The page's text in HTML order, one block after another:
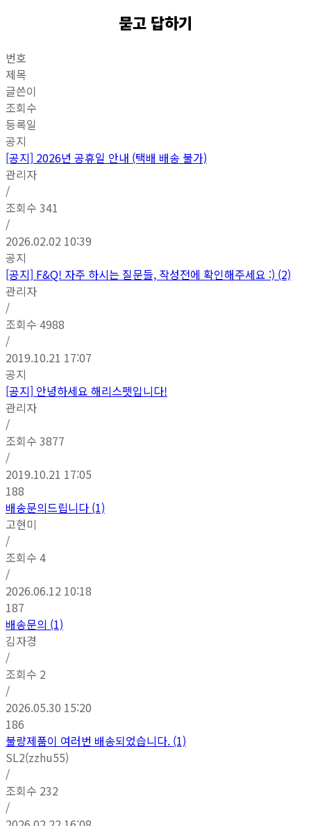
묻고 답하기
번호
제목
글쓴이
조회수
등록일
공지
[공지] 2026년 공휴일 안내 (택배 배송 불가)
관리자
/
조회수 341
/
2026.02.02 10:39
공지
[공지] F&Q! 자주 하시는 질문들, 작성전에 확인해주세요 :) (2)
관리자
/
조회수 4988
/
2019.10.21 17:07
공지
[공지] 안녕하세요 해리스펫입니다!
관리자
/
조회수 3877
/
2019.10.21 17:05
188
배송문의드립니다 (1)
고현미
/
조회수 4
/
2026.06.12 10:18
187
배송문의 (1)
김자경
/
조회수 2
/
2026.05.30 15:20
186
불량제품이 여러번 배송되었습니다. (1)
SL2(zzhu55)
/
조회수 232
/